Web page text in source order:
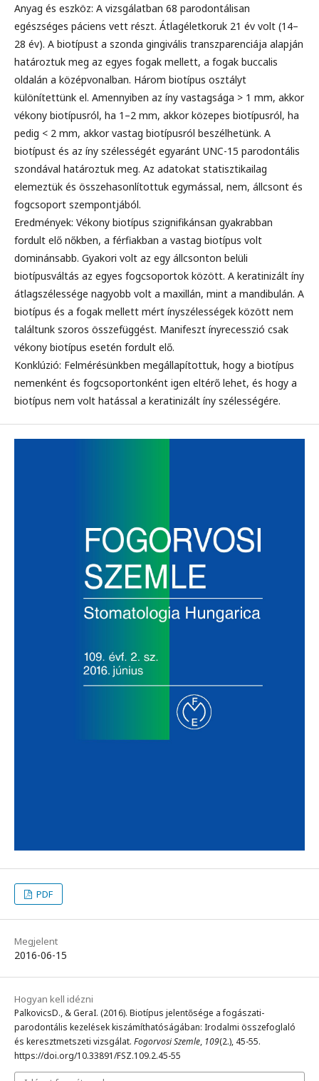
Anyag és eszköz: A vizsgálatban 68 parodontálisan
egészséges páciens vett részt. Átlagéletkoruk 21 év volt (14–
28 év). A biotípust a szonda gingivális transzparenciája alapján
határoztuk meg az egyes fogak mellett, a fogak buccalis
oldalán a középvonalban. Három biotípus osztályt
különítettünk el. Amennyiben az íny vastagsága > 1 mm, akkor
vékony biotípusról, ha 1–2 mm, akkor közepes biotípusról, ha
pedig < 2 mm, akkor vastag biotípusról beszélhetünk. A
biotípust és az íny szélességét egyaránt UNC-15 parodontális
szondával határoztuk meg. Az adatokat statisztikailag
elemeztük és összehasonlítottuk egymással, nem, állcsont és
fogcsoport szempontjából.
Eredmények: Vékony biotípus szignifikánsan gyakrabban
fordult elő nőkben, a férfiakban a vastag biotípus volt
dominánsabb. Gyakori volt az egy állcsonton belüli
biotípusváltás az egyes fogcsoportok között. A keratinizált íny
átlagszélessége nagyobb volt a maxillán, mint a mandibulán. A
biotípus és a fogak mellett mért ínyszélességek között nem
találtunk szoros összefüggést. Manifeszt ínyrecesszió csak
vékony biotípus esetén fordult elő.
Konklúzió: Felmérésünkben megállapítottuk, hogy a biotípus
nemenként és fogcsoportonként igen eltérő lehet, és hogy a
biotípus nem volt hatással a keratinizált íny szélességére.
PDF
Megjelent
2016-06-15
Hogyan kell idézni
PalkovicsD., & GeraI. (2016). Biotípus jelentősége a fogászati-
parodontális kezelések kiszámíthatóságában: Irodalmi összefoglaló
és keresztmetszeti vizsgálat. Fogorvosi Szemle, 109(2.), 45-55.
https://doi.org/10.33891/FSZ.109.2.45-55